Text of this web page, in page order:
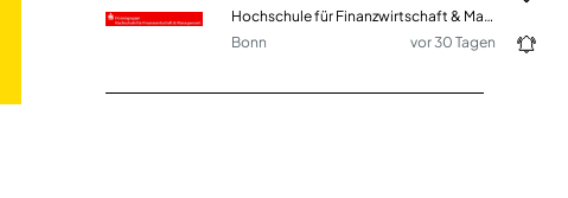
Hochschule für Finanzwirtschaft & Management GmbH
Bonn
vor 30 Tagen